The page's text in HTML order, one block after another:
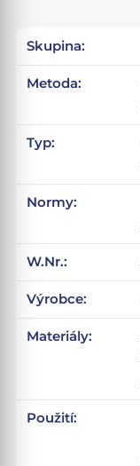
Skupina:
Metoda:
Typ:
Normy:
W.Nr.:
Výrobce:
Materiály:
Použití: